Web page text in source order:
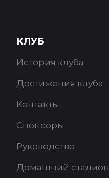
КЛУБ
История клуба
Достижения клуба
Контакты
Спонсоры
Руководство
Домашний стадион